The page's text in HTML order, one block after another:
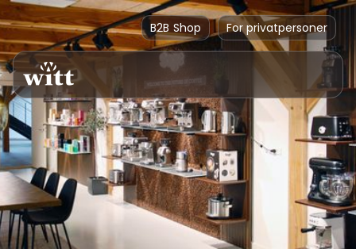
B2B Shop For privatpersoner